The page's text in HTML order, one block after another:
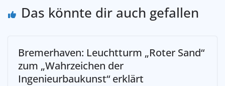
Das könnte dir auch gefallen
Bremerhaven: Leuchtturm „Roter Sand“
zum „Wahrzeichen der
Ingenieurbaukunst“ erklärt